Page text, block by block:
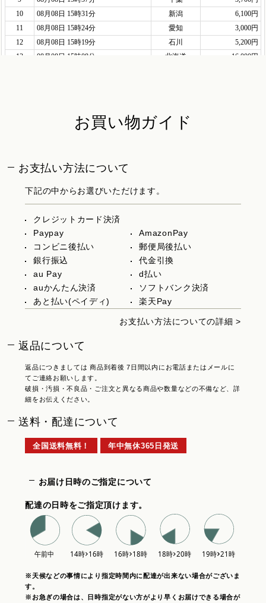
お買い物ガイド
お支払い方法について
下記の中からお選びいただけます。
クレジットカード決済
Paypay
AmazonPay
コンビニ後払い
郵便局後払い
銀行振込
代金引換
au Pay
d払い
auかんたん決済
ソフトバンク決済
あと払い(ペイディ)
楽天Pay
お支払い方法についての詳細 >
返品について
返品につきましては 商品到着後 7日間以内にお電話またはメールに
てご連絡お願いします。
破損・汚損・不良品・ご注文と異なる商品や数量などの不備など、詳
細をお伝えください。
送料・配達について
全国送料無料！ 年中無休365日発送
お届け日時のご指定について
配達の日時をご指定頂けます。
※天候などの事情により指定時間内に配達が出来ない場合がございま
す。
※お急ぎの場合は、日時指定がない方がより早くお届けできる場合が